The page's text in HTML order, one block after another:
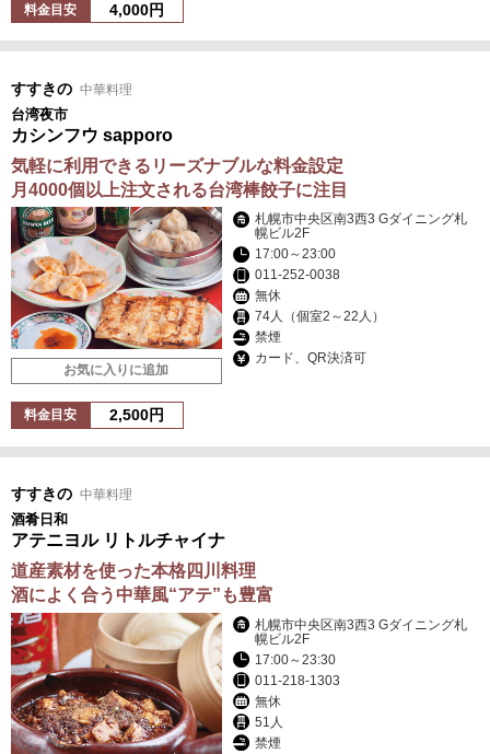
料金目安 4,000円
すすきの 中華料理
台湾夜市
カシンフウ sapporo
気軽に利用できるリーズナブルな料金設定
月4000個以上注文される台湾棒餃子に注目
お気に入りに追加
札幌市中央区南3西3 Gダイニング札
幌ビル2F
17:00～23:00
011-252-0038
無休
74人（個室2～22人）
禁煙
カード、QR決済可
料金目安 2,500円
すすきの 中華料理
酒肴日和
アテニヨル リトルチャイナ
道産素材を使った本格四川料理
酒によく合う中華風“アテ”も豊富
札幌市中央区南3西3 Gダイニング札
幌ビル2F
17:00～23:30
011-218-1303
無休
51人
禁煙